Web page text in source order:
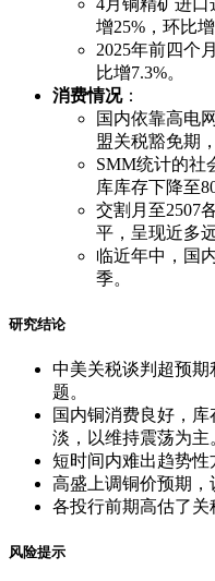
增25%，环比增
2025年前四个
比增7.3%。
消费情况：
国内依靠高电
盟关税豁免期
SMM统计的社
库库存下降至
交割月至2507
平，呈现近多
临近年中，国
季。
研究结论
中美关税谈判超预
题。
国内铜消费良好，
淡，以维持震荡为主
短时间内难出趋势性
高盛上调铜价预期，
各投行前期高估了关
风险提示